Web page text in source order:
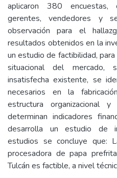
aplicaron 380 encuestas,
gerentes, vendedores y
observación para el
resultados obtenidos en la
un estudio de factibilidad,
situacional del mercado,
insatisfecha existente, se
necesarios en la
estructura
determinan indicadores
desarrolla un estudio de
estudios se concluye que:
procesadora de papa
Tulcán es factible, a nivel